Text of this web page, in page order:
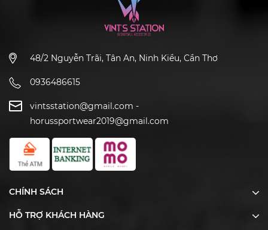
48/2 Nguyễn Trãi, Tân An, Ninh Kiều, Cần Thơ
0936486615
vintsstation@gmail.com -
horussportwear2019@gmail.com
CHÍNH SÁCH
HỖ TRỢ KHÁCH HÀNG